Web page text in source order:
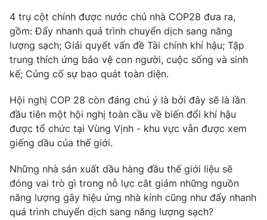
Giải sao mai
Làm đẹp
Chất lượng cuộc sống
Tuyển sinh
Học trực tuyến
Công nghệ
Hitech Công nghệ tương lai
Thị trường
Tư vấn
Giao lưu trực tuyến
Lịch phát sóng
Chuyên mục khác
Emagazine Podcast
Photo Infographic
4 trụ cột chính được nước chủ nhà COP28 đưa ra,
gồm: Đẩy nhanh quá trình chuyển dịch sang năng
lượng sạch; Giải quyết vấn đề Tài chính khí hậu; Tập
trung thích ứng bảo vệ con người, cuộc sống và sinh
kế; Củng cố sự bao quát toàn diện.
Hội nghị COP 28 còn đáng chú ý là bởi đây sẽ là lần
đầu tiên một hội nghị toàn cầu về biến đổi khí hậu
được tổ chức tại Vùng Vịnh - khu vực vẫn được xem
giếng dầu của thế giới.
Những nhà sản xuất dầu hàng đầu thế giới liệu sẽ
đóng vai trò gì trong nỗ lực cắt giảm những nguồn
năng lượng gây hiệu ứng nhà kính cũng như đẩy nhanh
quá trình chuyển dịch sang năng lượng sạch?